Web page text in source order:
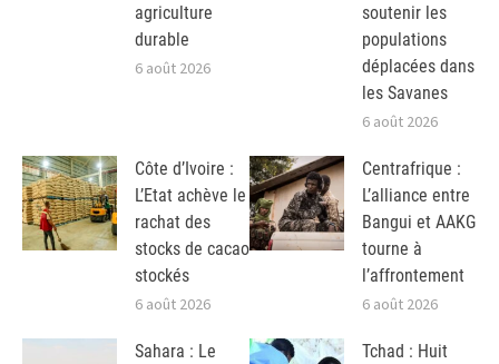
agriculture
durable
6 août 2026
soutenir les
populations
déplacées dans
les Savanes
6 août 2026
Côte d’Ivoire :
L’Etat achève le
rachat des
stocks de cacao
stockés
6 août 2026
Centrafrique :
L’alliance entre
Bangui et AAKG
tourne à
l’affrontement
6 août 2026
Sahara : Le
Tchad : Huit